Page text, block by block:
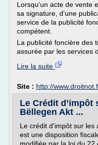
Lorsqu'un acte de vente
sa signature, d'une
service de la publicité
compétent.
La publicité foncière des
assurée par les services
Lire la suite
Site : http://
Le Crédit d’impôt
Bëllegen Akt ...
Le crédit d'impôt sur les
est une disposition